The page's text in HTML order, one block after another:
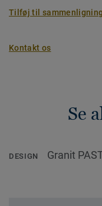
Tilføj til
Kontakt os
Se
DESIGN Granit